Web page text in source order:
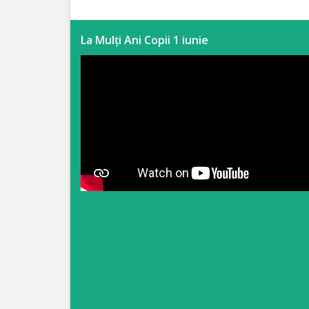
Anticorupție
regulamente
La Mulți Ani Copii 1 iunie